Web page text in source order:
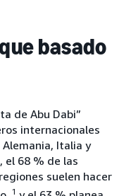
basado
de Abu Dabi”
internacionales
Italia y
el 68 % de las
suelen hacer
1